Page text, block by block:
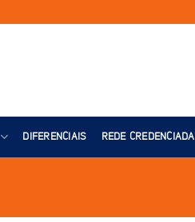
DIFERENCIAIS REDE CREDENCIADA